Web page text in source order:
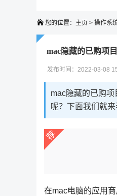
您的位置： 主页 > 操作系
mac隐藏的已购项
发布时间：2022-03-08
mac隐藏的已购
呢？下面我们就
在mac电脑的应用